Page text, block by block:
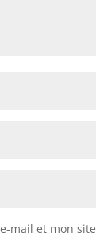
mail et mon